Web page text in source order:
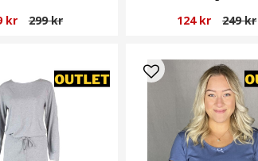
kr 299 kr 124 kr 249 kr